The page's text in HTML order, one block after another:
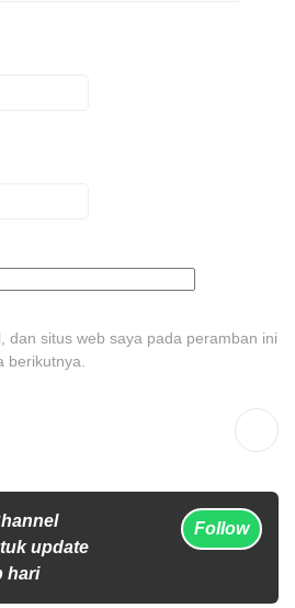
dan situs web saya pada peramban ini
berikutnya.
update
hari
Follow